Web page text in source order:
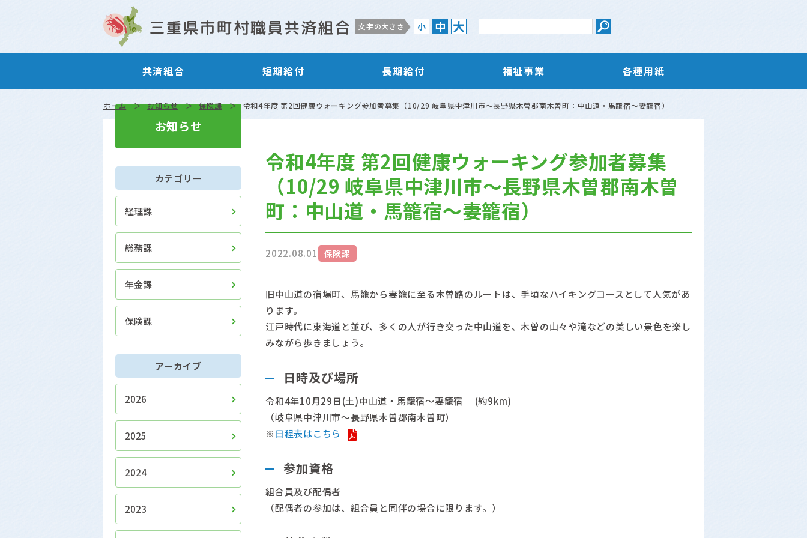
文字の大きさ 小 中 大
共済組合 短期給付 長期給付 福祉事業 各種用紙
ホーム お知らせ 保険課 令和4年度 第2回健康ウォーキング参加者募集（10/29 岐阜県中津川市～長野県木曽郡南木曽町：中山道・馬籠宿～妻籠宿）
令和4年度 第2回健康ウォーキング参加者募集
（10/29 岐阜県中津川市～長野県木曽郡南木曽
町：中山道・馬籠宿～妻籠宿）
2022.08.01 保険課
旧中山道の宿場町、馬籠から妻籠に至る木曽路のルートは、手頃なハイキングコースとして人気があ
ります。
江戸時代に東海道と並び、多くの人が行き交った中山道を、木曽の山々や滝などの美しい景色を楽し
みながら歩きましょう。
日時及び場所
令和4年10月29日(土)中山道・馬籠宿～妻籠宿 (約9km)
（岐阜県中津川市～長野県木曽郡南木曽町）
※ 日程表はこちら
参加資格
組合員及び配偶者
（配偶者の参加は、組合員と同伴の場合に限ります。）
お知らせ
カテゴリー
経理課
総務課
年金課
保険課
アーカイブ
2026
2025
2024
2023